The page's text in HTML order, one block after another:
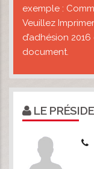
exemple :
Veuillez
d’adhésion
document.
LE